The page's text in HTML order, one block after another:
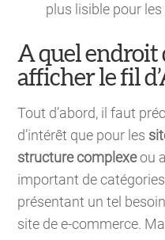
plus lisible pour
A quel endroit
afficher le fil
Tout d’abord, il faut
d’intérêt que pour les
structure complexeou
important de
présentant un tel
site de e-commerce.